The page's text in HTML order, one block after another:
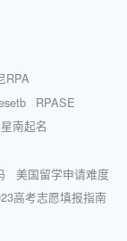
RPA
RPASE
星南起名
美国留学申请难度
高考志愿填报指南